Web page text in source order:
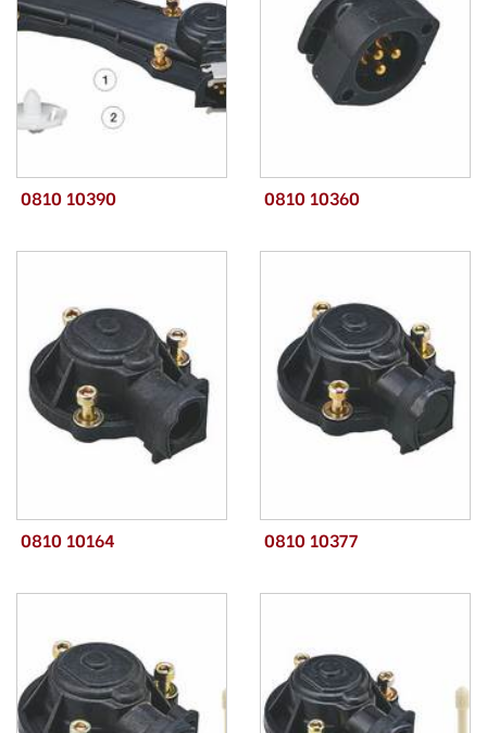
0810 10390 0810 10360
0810 10164 0810 10377